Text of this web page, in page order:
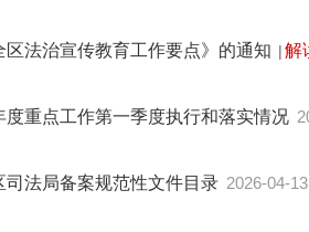
法治宣传教育工作要点》的通知 |解
重点工作第一季度执行和落实情况
司法局备案规范性文件目录 2026-04-13